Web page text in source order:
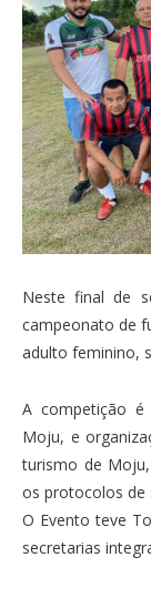
Neste final de
campeonato de
adulto feminino,
A competição é
Moju, e
turismo de
os protocolos de
O Evento teve
secretarias